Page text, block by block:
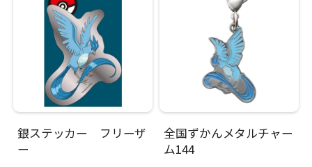
銀ステッカー フリーザ
ー
全国ずかんメタルチャー
ム144​